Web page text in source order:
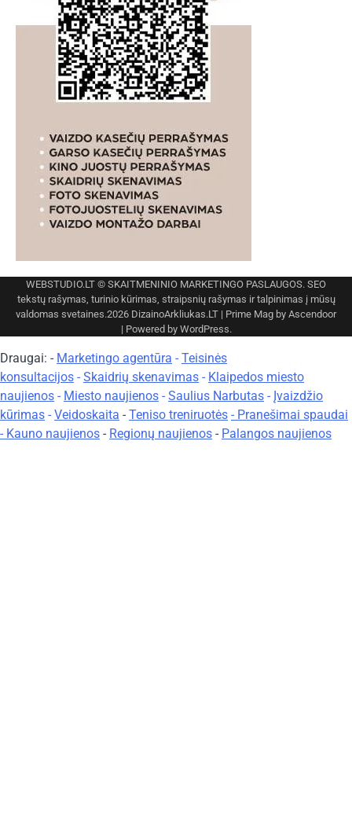
WEBSTUDIO.LT © SKAITMENINIO MARKETINGO PASLAUGOS. SEO
tekstų rašymas, turinio kūrimas, straipsnių rašymas ir talpinimas į mūsų
valdomas svetaines.2026 DizainoArkliukas.LT | Prime Mag by Ascendoor
| Powered by WordPress.
Draugai: - Marketingo agentūra - Teisinės
konsultacijos - Skaidrių skenavimas - Klaipedos miesto
naujienos - Miesto naujienos - Saulius Narbutas - Įvaizdžio
kūrimas - Veidoskaita - Teniso treniruotės - Pranešimai spaudai
- Kauno naujienos - Regionų naujienos - Palangos naujienos